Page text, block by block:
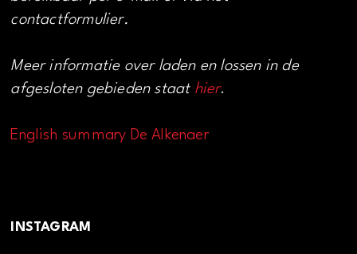
contactformulier.
Meer informatie over laden en lossen in de
afgesloten gebieden staat hier.
English summary De Alkenaer
INSTAGRAM